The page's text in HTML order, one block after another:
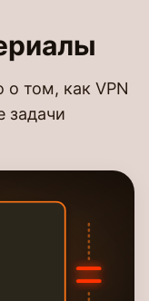
о том, как VPN
задачи